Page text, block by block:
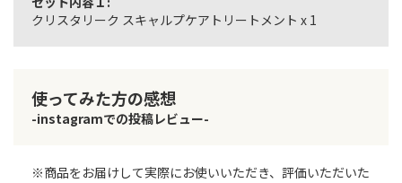
クリスタリーク スキャルプケアトリートメント x 1
使ってみた方の感想
-instagramでの投稿レビュー-
※商品をお届けして実際にお使いいただき、評価いただいた